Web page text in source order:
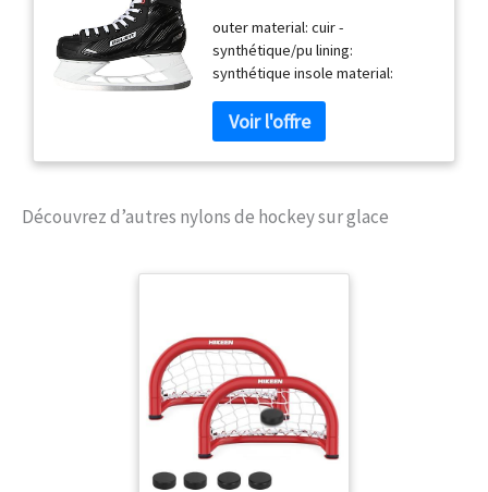
45.5 EU
outer material: cuir -
synthétique/pu lining:
synthétique insole material:
synthétique shoe width: moyen
pronation: neutre type de
surface: fester boden arch type:
Découvrez d’autres nylons de hockey sur glace